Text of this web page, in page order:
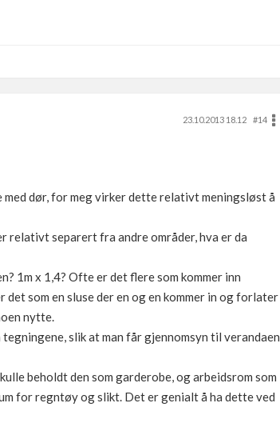
23.10.2013 18.12
#14
dør, for meg virker dette relativt meningsløst å
relativt separert fra andre områder, hva er da
1m x 1,4? Ofte er det flere som kommer inn
som en sluse der en og en kommer in og forlater
nytte.
slik at man får gjennomsyn til verandaen
beholdt den som garderobe, og arbeidsrom som
for regntøy og slikt. Det er genialt å ha dette ved